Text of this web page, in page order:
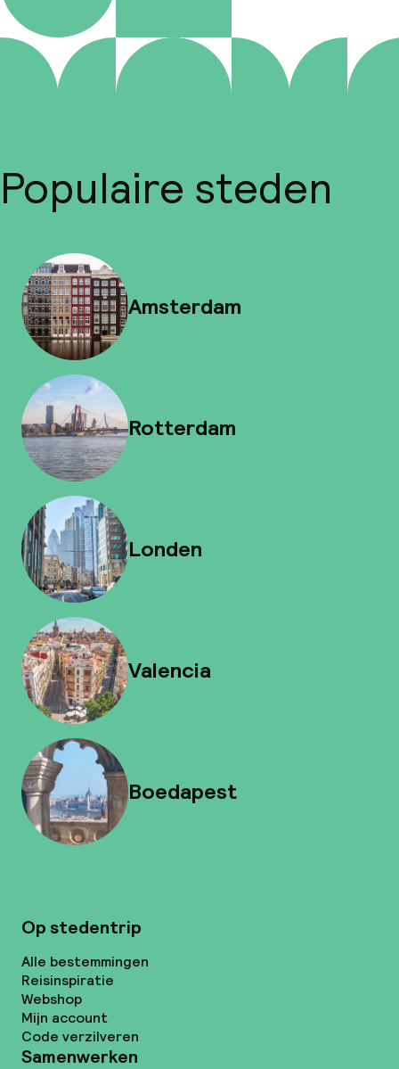
Populaire steden
Amsterdam
Rotterdam
Londen
Valencia
Boedapest
Op stedentrip
Alle bestemmingen
Reisinspiratie
Webshop
Mijn account
Code verzilveren
Samenwerken